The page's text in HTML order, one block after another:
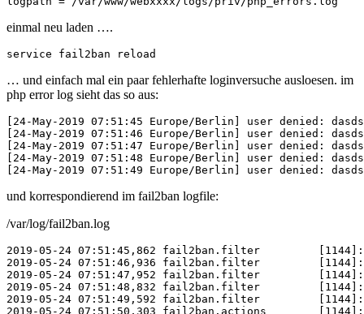
einmal neu laden ….
… und einfach mal ein paar fehlerhafte loginversuche ausloesen. im
php error log sieht das so aus:
[24-May-2019 07:51:45 Europe/Berlin] user denied:
[24-May-2019 07:51:46 Europe/Berlin] user denied:
[24-May-2019 07:51:47 Europe/Berlin] user denied:
[24-May-2019 07:51:48 Europe/Berlin] user denied:
und korrespondierend im fail2ban logfile:
/var/log/fail2ban.log
2019-05-24 07:51:45,862 fail2ban.filter         [1144]:
2019-05-24 07:51:46,936 fail2ban.filter         [1144]:
2019-05-24 07:51:47,952 fail2ban.filter         [1144]:
2019-05-24 07:51:48,832 fail2ban.filter         [1144]:
2019-05-24 07:51:49,592 fail2ban.filter         [1144]:
2019-05-24 07:51:50,303 fail2ban.actions        [1144]: